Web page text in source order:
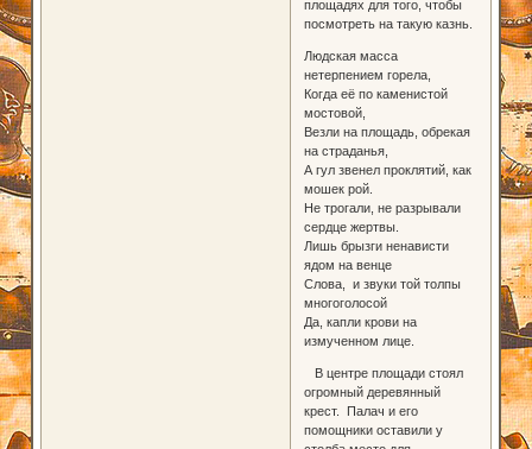
площадях для того, чтобы
посмотреть на такую казнь.
Людская масса
нетерпением горела,
Когда её по каменистой
мостовой,
Везли на площадь, обрекая
на страданья,
А гул звенел проклятий, как
мошек рой.
Не трогали, не разрывали
сердце жертвы.
Лишь брызги ненависти
ядом на венце
Слова, и звуки той толпы
многоголосой
Да, капли крови на
измученном лице.
В центре площади стоял
огромный деревянный
крест. Палач и его
помощники оставили у